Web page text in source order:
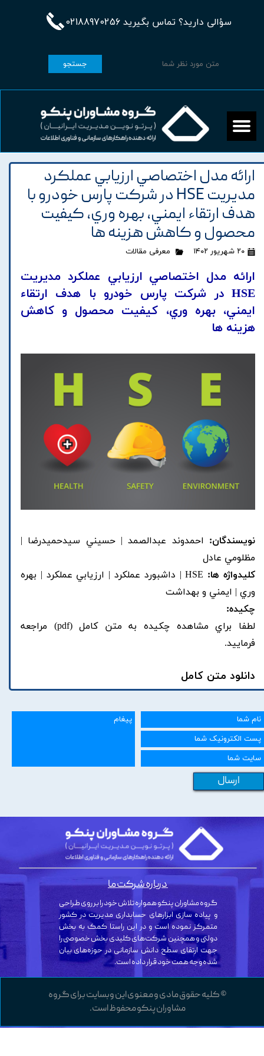
سؤالی دارید؟ تماس بگیرید 02188970256
جستجو
ارائه مدل اختصاصي ارزيابي عملکرد
مديريت HSE در شرکت پارس خودرو با
هدف ارتقاء ايمني، بهره وري، کيفيت
محصول و کاهش هزينه ها
۲۰ شهریور ۱۴۰۲ معرفی مقالات
ارائه مدل اختصاصي ارزيابي عملکرد مديريت
HSE در شرکت پارس خودرو با هدف ارتقاء
ايمني، بهره وري، کيفيت محصول و کاهش
هزينه ها
نویسندگان: احمدوند عبدالصمد | حسيني سيدحميدرضا |
مظلومي عادل
کلیدواژه ها:
HSE | داشبورد عملکرد | ارزيابي عملکرد | بهره
وري | ايمني و بهداشت
چکیده:
لطفا براي مشاهده چکيده به متن کامل (pdf) مراجعه
فرماييد.
دانلود متن کامل
ارسال
© کلیه حقوق مادی و معنوی این وبسایت برای گروه
مشاوران پنکو محفوظ است.
گروه مشاوران پنکو همواره تلاش خود را بر روی طراحی
و پیاده سازی ابزارهای حسابداری مدیریت در کشور
متمرکز نموده است و در این راستا کمک به بخش
دولتی و همچنین شرکت‌های کلیدی بخش خصوصی را
جهت ارتقای سطح دانش سازمانی در حوزه‌های بیان
شده وجه همت خود قرار داده است.
درباره شرکت ما